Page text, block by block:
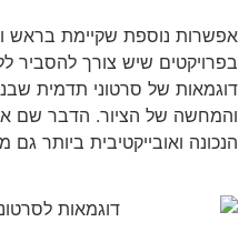
אפשרות נוספת שקיימת בראש
בפרויקטים שיש צורך להסביר
דוגמאות של סרטוני תדמית
והמחשה של הציור. הדבר שם
הנכונה ואובייקטיבית ביותר